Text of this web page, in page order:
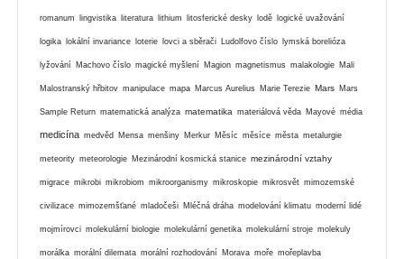
romanum lingvistika literatura lithium litosferické desky lodě logické uvažování
logika lokální invariance loterie lovci a sběrači Ludolfovo číslo lymská borelióza
lyžování Machovo číslo magické myšlení Magion magnetismus malakologie Mali
Malostranský hřbitov manipulace mapa Marcus Aurelius Marie Terezie Mars Mars
Sample Return matematická analýza matematika materiálová věda Mayové média
medicína medvěd Mensa menšiny Merkur Měsíc měsíce města metalurgie
meteority meteorologie Mezinárodní kosmická stanice mezinárodní vztahy
migrace mikrobi mikrobiom mikroorganismy mikroskopie mikrosvět mimozemské
civilizace mimozemšťané mladočeši Mléčná dráha modelování klimatu moderní lidé
mojmírovci molekulární biologie molekulární genetika molekulární stroje molekuly
morálka morální dilemata morální rozhodování Morava moře mořeplavba